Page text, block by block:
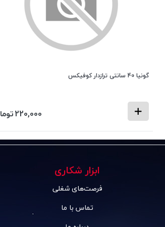
گونیا 40 سانتی ترازدار کوفیکس
220,000
ابزار شکاری
فرصت‌های شغلی
تماس با ما